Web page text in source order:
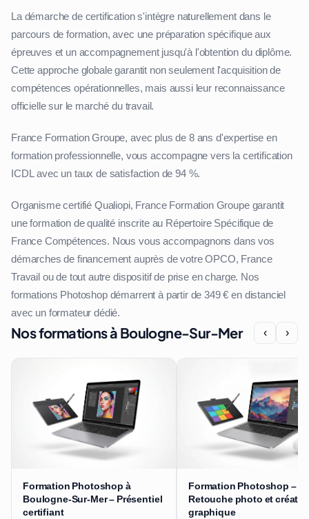
La démarche de certification s'intègre naturellement dans le
parcours de formation, avec une préparation spécifique aux
épreuves et un accompagnement jusqu'à l'obtention du diplôme.
Cette approche globale garantit non seulement l'acquisition de
compétences opérationnelles, mais aussi leur reconnaissance
officielle sur le marché du travail.
France Formation Groupe, avec plus de 8 ans d'expertise en
formation professionnelle, vous accompagne vers la certification
ICDL avec un taux de satisfaction de 94 %.
Organisme certifié Qualiopi, France Formation Groupe garantit
une formation de qualité inscrite au Répertoire Spécifique de
France Compétences. Nous vous accompagnons dans vos
démarches de financement auprès de votre OPCO, France
Travail ou de tout autre dispositif de prise en charge. Nos
formations Photoshop démarrent à partir de 349 € en distanciel
avec un formateur dédié.
Nos formations à Boulogne-Sur-Mer ‹ ›
Formation Photoshop à
Boulogne-Sur-Mer – Présentiel
certifiant
Formation Photoshop –
Retouche photo et
graphique